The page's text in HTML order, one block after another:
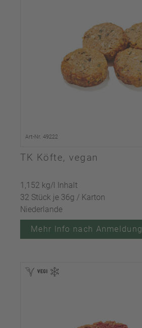
Art-Nr. 49222
TK Köfte, vegan
1,152 kg/l Inhalt
32 Stück je 36g / Karton
Niederlande
Mehr Info nach Anmeldung